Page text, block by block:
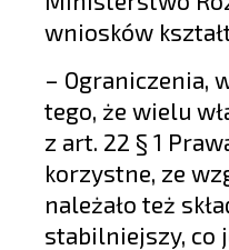
wniosków
– Ograniczenia,
tego, że wielu
z art. 22 § 1
korzystne, ze
należało też
stabilniejszy, co